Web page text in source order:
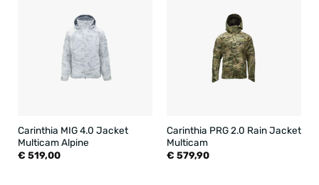
Carinthia MIG 4.0 Jacket
Multicam Alpine
€ 519,00
Carinthia PRG 2.0 Rain Jacket
Multicam
€ 579,90